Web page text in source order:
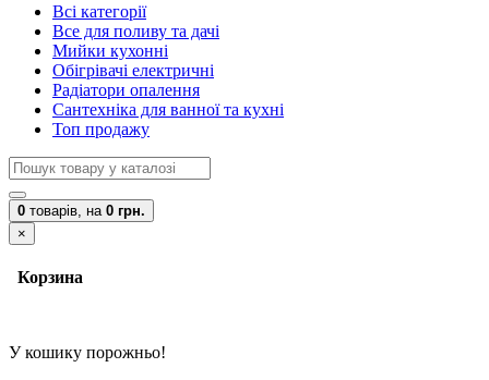
Всі категорії
Все для поливу та дачі
Мийки кухонні
Обігрівачі електричні
Радіатори опалення
Сантехніка для ванної та кухні
Топ продажу
0 товарів, на 0 грн.
×
Корзина
У кошику порожньо!